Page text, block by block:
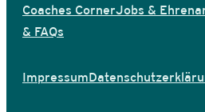
Coaches CornerJobs &
& FAQs
Impressum